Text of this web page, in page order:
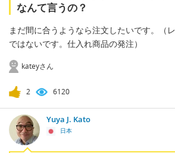
なんて言うの？
まだ間に合うようなら注文したいです。（
ではないです。仕入れ商品の発注）
kateyさん
2 6120
Yuya J. Kato
日本